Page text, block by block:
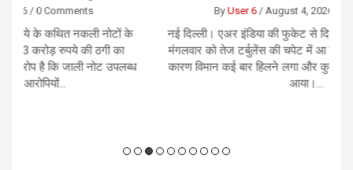
By 0 Comments
नई दिल्ली। एअर इंडिया की फुकेट से दिल्ली आ रही फ्लाइट AI2379
मंगलवार को तेज टर्बुलेंस की चपेट में आ गई। अचानक तेज झटकों के
कारण विमान कई बार हिलने लगा और कुछ समय के लिए नीचे की ओर